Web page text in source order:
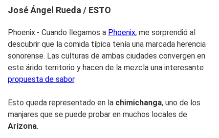
José Ángel Rueda / ESTO
Phoenix.- Cuando llegamos a Phoenix, me sorprendió al
descubrir que la comida típica tenía una marcada herencia
sonorense. Las culturas de ambas ciudades convergen en
este árido territorio y hacen de la mezcla una interesante
propuesta de sabor.
Esto queda representado en la chimichanga, uno de los
manjares que se puede probar en muchos locales de
Arizona.